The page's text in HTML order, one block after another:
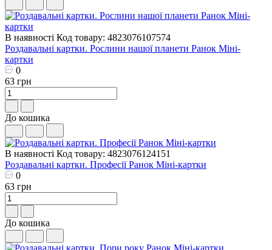
В наявності Код товару: 4823076107574
Роздавальні картки. Рослини нашої планети Ранок Міні-
картки
0
63 грн
До кошика
В наявності Код товару: 4823076124151
Роздавальні картки. Професії Ранок Міні-картки
0
63 грн
До кошика